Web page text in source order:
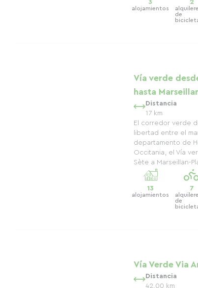
3
alojamientos
2
de
Vía verde
hasta
Distancia
17 km
El corredor verde
libertad entre el
departamento de
Occitania, el Vía
Sète a Marseillan-
13
alojamientos
7
de
Vía Verde Via
Distancia
42.00 km